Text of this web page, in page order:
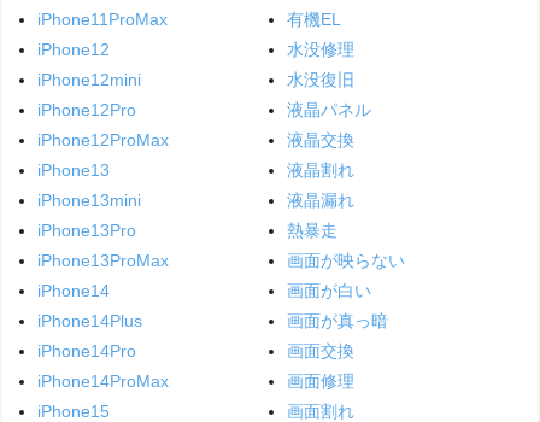
iPhone11ProMax
iPhone12
iPhone12mini
iPhone12Pro
iPhone12ProMax
iPhone13
iPhone13mini
iPhone13Pro
iPhone13ProMax
iPhone14
iPhone14Plus
iPhone14Pro
iPhone14ProMax
iPhone15
有機EL
水没修理
水没復旧
液晶パネル
液晶交換
液晶割れ
液晶漏れ
熱暴走
画面が映らない
画面が白い
画面が真っ暗
画面交換
画面修理
画面割れ